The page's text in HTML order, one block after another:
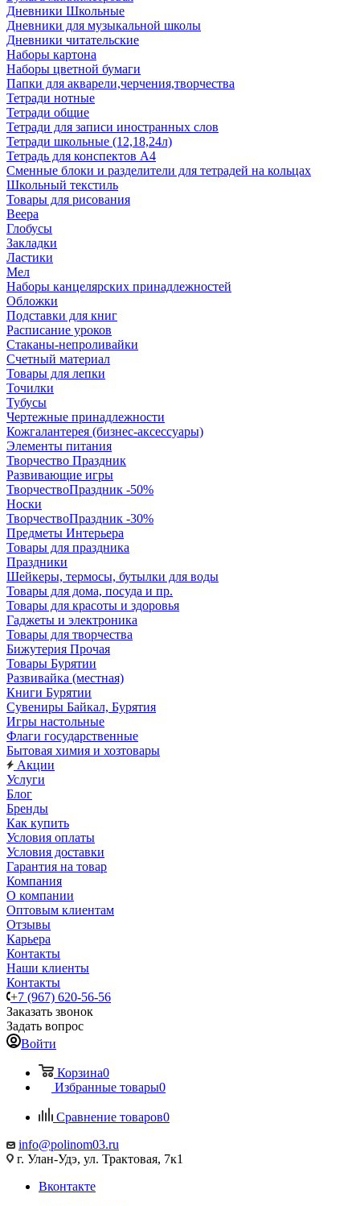
Дневники Школьные
Дневники для музыкальной школы
Дневники читательские
Наборы картона
Наборы цветной бумаги
Папки для акварели,черчения,творчества
Тетради нотные
Тетради общие
Тетради для записи иностранных слов
Тетради школьные (12,18,24л)
Тетрадь для конспектов А4
Сменные блоки и разделители для тетрадей на кольцах
Школьный текстиль
Товары для рисования
Веера
Глобусы
Закладки
Ластики
Мел
Наборы канцелярских принадлежностей
Обложки
Подставки для книг
Расписание уроков
Стаканы-непроливайки
Счетный материал
Товары для лепки
Точилки
Тубусы
Чертежные принадлежности
Кожгалантерея (бизнес-аксессуары)
Элементы питания
Творчество Праздник
Развивающие игры
ТворчествоПраздник -50%
Носки
ТворчествоПраздник -30%
Предметы Интерьера
Товары для праздника
Праздники
Шейкеры, термосы, бутылки для воды
Товары для дома, посуда и пр.
Товары для красоты и здоровья
Гаджеты и электроника
Товары для творчества
Бижутерия Прочая
Товары Бурятии
Развивайка (местная)
Книги Бурятии
Сувениры Байкал, Бурятия
Игры настольные
Флаги государственные
Бытовая химия и хозтовары
Акции
Услуги
Блог
Бренды
Как купить
Условия оплаты
Условия доставки
Гарантия на товар
Компания
О компании
Оптовым клиентам
Отзывы
Карьера
Контакты
Наши клиенты
Контакты
+7 (967) 620-56-56
Заказать звонок
Задать вопрос
Войти
Корзина0
Избранные товары0
Сравнение товаров0
info@polinom03.ru
г. Улан-Удэ, ул. Трактовая, 7к1
Вконтакте